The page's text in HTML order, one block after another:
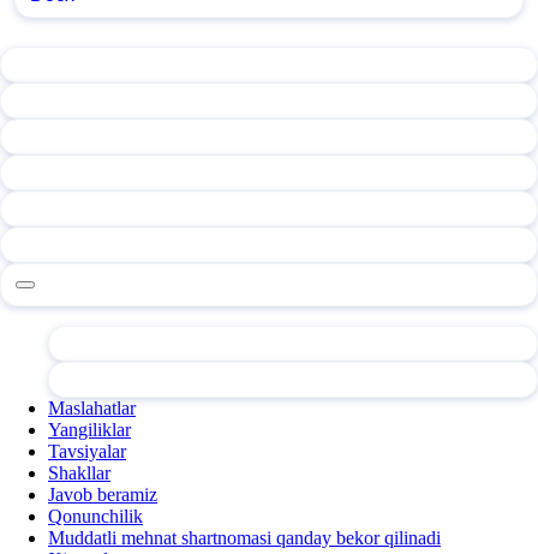
Maslahatlar
Yangiliklar
Tavsiyalar
Shakllar
Javob beramiz
Qonunchilik
Muddatli mehnat shartnomasi qanday bekor qilinadi